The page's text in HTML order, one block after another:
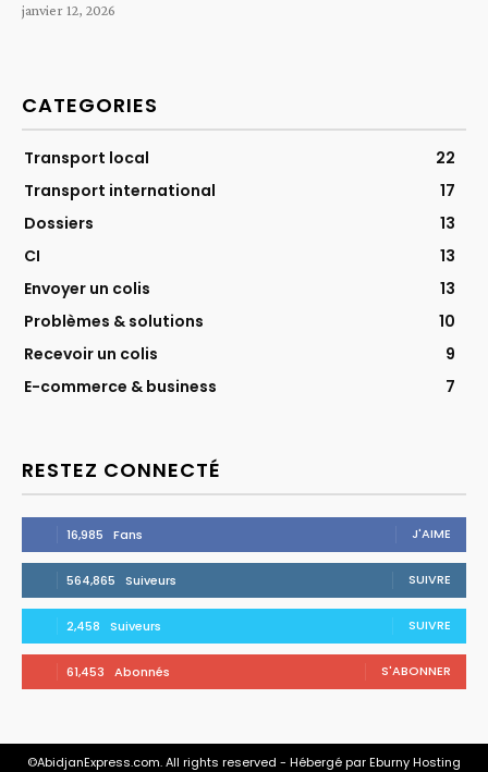
janvier 12, 2026
CATEGORIES
Transport local
22
Transport international
17
Dossiers
13
CI
13
Envoyer un colis
13
Problèmes & solutions
10
Recevoir un colis
9
E-commerce & business
7
RESTEZ CONNECTÉ
16,985 Fans J'AIME
564,865 Suiveurs SUIVRE
2,458 Suiveurs SUIVRE
61,453 Abonnés S'ABONNER
©AbidjanExpress.com. All rights reserved - Hébergé par Eburny Hosting